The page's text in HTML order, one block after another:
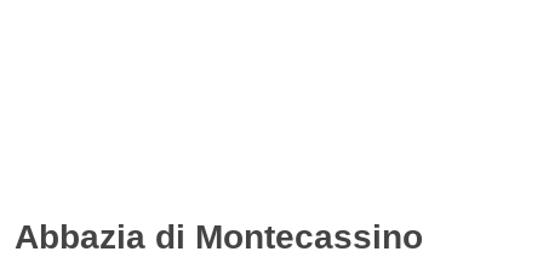
Abbazia di Montecassino